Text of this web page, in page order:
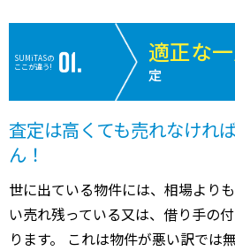
SUMiTASの
ここが違う!
適正な
定
査定は高くても売れなけれ
ん！
世に出ている物件には、相場より
い売れ残っている又は、借り手の
ります。 これは物件が悪い訳では